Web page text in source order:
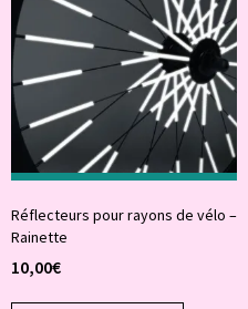
Réflecteurs pour rayons de vélo –
Rainette
10,00€